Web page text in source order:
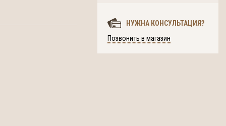
НУЖНА КОНСУЛЬТАЦИЯ?
Позвонить в магазин